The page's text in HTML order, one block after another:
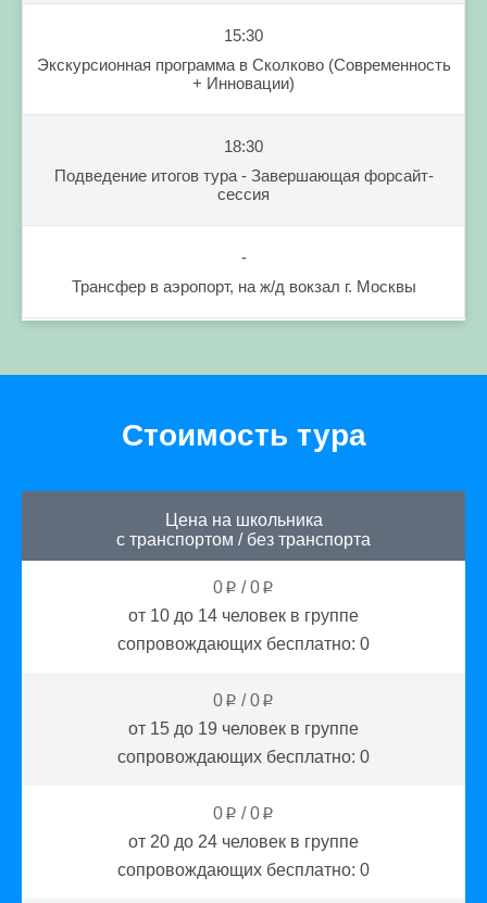
15:30
Экскурсионная программа в Сколково (Современность
+ Инновации)
18:30
Подведение итогов тура - Завершающая форсайт-
сессия
-
Трансфер в аэропорт, на ж/д вокзал г. Москвы
Стоимость тура
Цена на школьника
с транспортом / без транспорта
0 p /0 p
от 10 до 14 человек в группе
сопровождающих бесплатно: 0
0 p /0 p
от 15 до 19 человек в группе
сопровождающих бесплатно: 0
0 p /0 p
от 20 до 24 человек в группе
сопровождающих бесплатно: 0